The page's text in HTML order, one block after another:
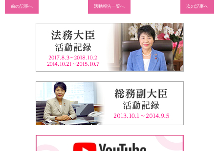
前の記事へ 活動報告一覧へ 次の記事へ